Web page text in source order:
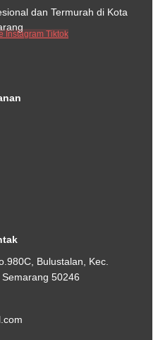
dan Termurah di Kota
Instagram Tiktok
Bulustalan, Kec.
50246